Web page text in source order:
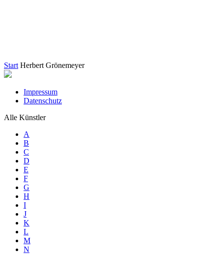
Start Herbert Grönemeyer
Impressum
Datenschutz
Alle Künstler
A
B
C
D
E
F
G
H
I
J
K
L
M
N